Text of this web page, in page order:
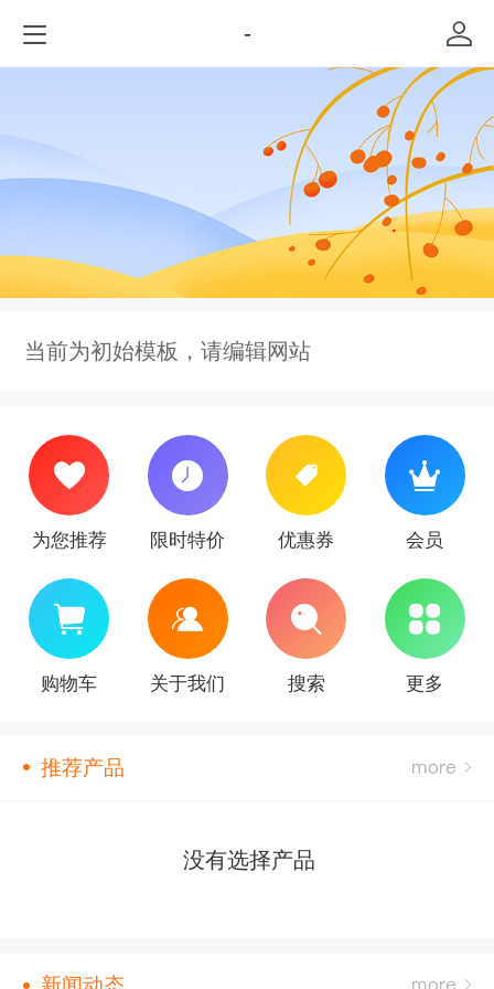
-
当前为初始模板，请编辑网站
为您推荐 限时特价 优惠券 会员
购物车 关于我们 搜索 更多
推荐产品
没有选择产品